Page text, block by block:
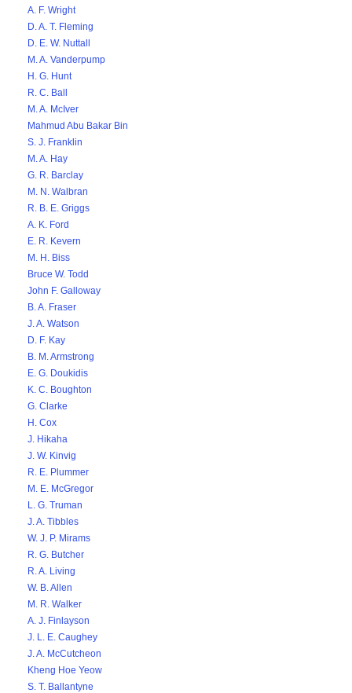
A. F. Wright
D. A. T. Fleming
D. E. W. Nuttall
M. A. Vanderpump
H. G. Hunt
R. C. Ball
M. A. McIver
Mahmud Abu Bakar Bin
S. J. Franklin
M. A. Hay
G. R. Barclay
M. N. Walbran
R. B. E. Griggs
A. K. Ford
E. R. Kevern
M. H. Biss
Bruce W. Todd
John F. Galloway
B. A. Fraser
J. A. Watson
D. F. Kay
B. M. Armstrong
E. G. Doukidis
K. C. Boughton
G. Clarke
H. Cox
J. Hikaha
J. W. Kinvig
R. E. Plummer
M. E. McGregor
L. G. Truman
J. A. Tibbles
W. J. P. Mirams
R. G. Butcher
R. A. Living
W. B. Allen
M. R. Walker
A. J. Finlayson
J. L. E. Caughey
J. A. McCutcheon
Kheng Hoe Yeow
S. T. Ballantyne